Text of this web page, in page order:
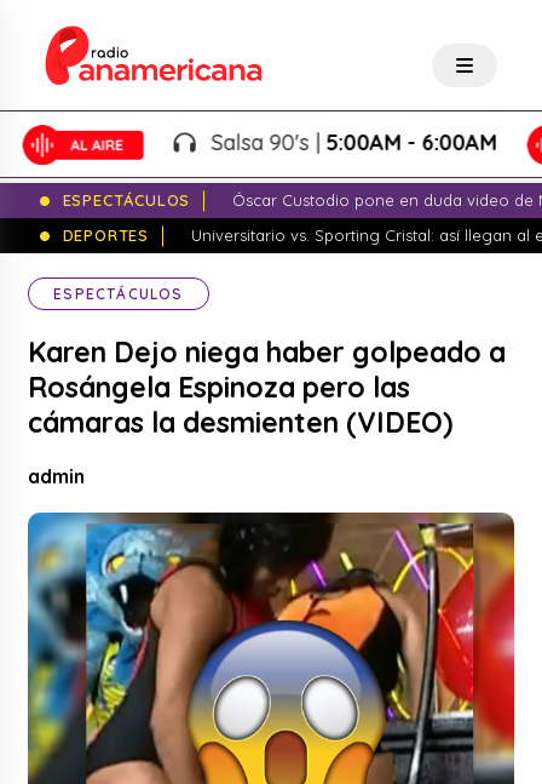
Salsa 90's |5:00AM - 6:00AM
ESPECTÁCULOS
Óscar Custodio pone en duda video de
DEPORTES
Universitario vs. Sporting Cristal: así llegan al
ESPECTÁCULOS
Karen Dejo niega haber golpeado a
Rosángela Espinoza pero las
cámaras la desmienten (VIDEO)
admin